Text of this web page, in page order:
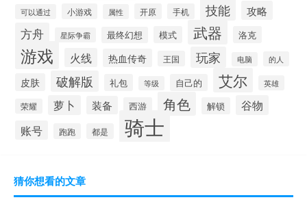
可以通过 小游戏 属性 开原 手机 技能 攻略
方舟 星际争霸 最终幻想 模式 武器 洛克
游戏 火线 热血传奇 王国 玩家 电脑 的人
皮肤 破解版 礼包 等级 自己的 艾尔 英雄
荣耀 萝卜 装备 西游 角色 解锁 谷物
账号 跑跑 都是 骑士
猜你想看的文章